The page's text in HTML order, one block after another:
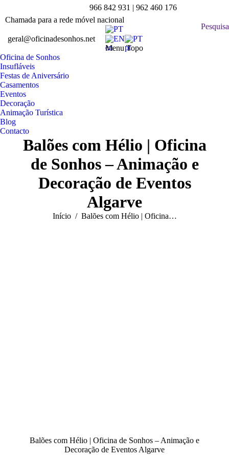
page
opens
new
window
page
opens
new
window
page
opens
new
page
opens
new
Linkedin
page
opens
966 842 931 | 962 460 176
Chamada para a rede móvel nacional
geral@oficinadesonhos.net
PT
EN
PT
Menu Topo
Pesquisa:
Pesquisa
Oficina de Sonhos
Insufláveis
Festas de Aniversário
Casamentos
Eventos
Decoração
Animação Turística
Blog
Contacto
Balões com Hélio | Oficina
de Sonhos – Animação e
Decoração de Eventos
Algarve
Você está aqui:
Início Balões com Hélio | Oficina…
Balões com Hélio | Oficina de Sonhos – Animação e
Decoração de Eventos Algarve